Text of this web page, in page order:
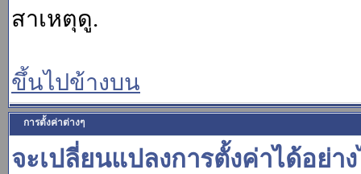
สาเหตุดู.
ขึ้นไปข้างบน
การตั้งค่าต่างๆ
จะเปลี่ยนแปลงการตั้งค่าได้อย่าง